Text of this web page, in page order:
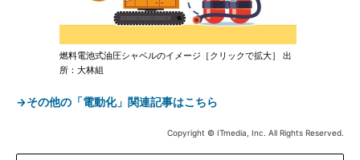
燃料電池式油圧シャベルのイメージ［クリックで拡大］ 出
所：大林組
→その他の「電動化」関連記事はこちら
Copyright © ITmedia, Inc. All Rights Reserved.